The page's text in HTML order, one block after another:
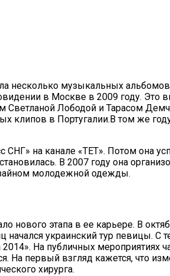
несколько музыкальных
в Москве в 2009 году. Это
Светланой Лободой и Тарасом
клипов в Португалии.В том же
на канале «ТЕТ». Потом она
В 2007 году она
молодежной одежды.
нового этапа в ее карьере. В
начался украинский тур певицы.
На публичных мероприятиях
На первый взгляд кажется, что
хирурга.